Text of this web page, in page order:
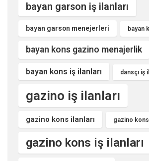
bayan garson iş ilanları
bayan garson menejerleri bayan
bayan kons gazino menajerlik
bayan kons iş ilanları dansçı iş
gazino iş ilanları
gazino kons ilanları gazino
gazino kons iş ilanları